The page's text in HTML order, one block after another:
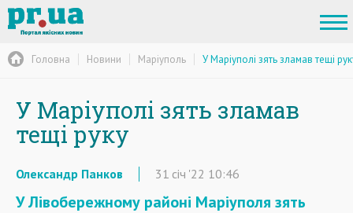
Головна Новини Маріуполь У Маріуполі зять зламав тещі
У Маріуполі зять зламав
тещі руку
Олександр Панков 31 січ '22 10:46
У Лівобережному районі Маріуполя зять